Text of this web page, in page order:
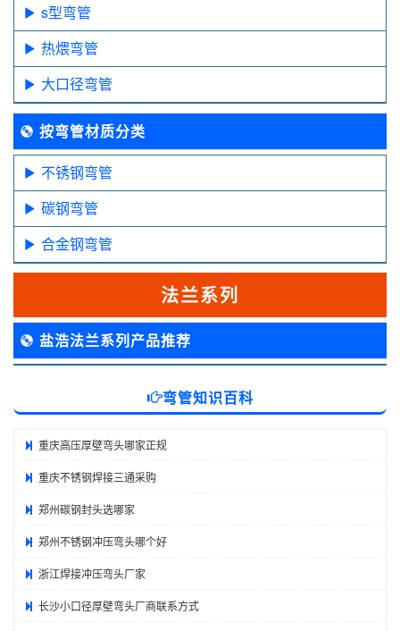
s型弯管
热煨弯管
大口径弯管
按弯管材质分类
不锈钢弯管
碳钢弯管
合金钢弯管
法兰系列
盐浩法兰系列产品推荐
弯管知识百科
重庆高压厚壁弯头哪家正规
重庆不锈钢焊接三通采购
郑州碳钢封头选哪家
郑州不锈钢冲压弯头哪个好
浙江焊接冲压弯头厂家
长沙小口径厚壁弯头厂商联系方式